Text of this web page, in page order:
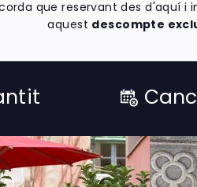
que reservant des d'aquí i
aquest descompte